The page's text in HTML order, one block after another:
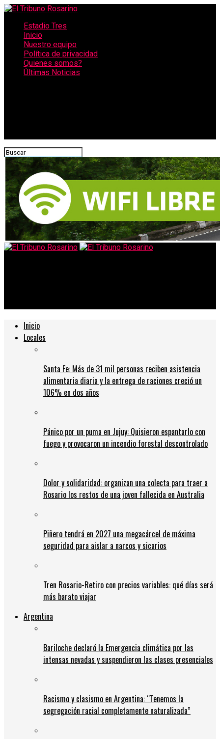
Estadio Tres
Inicio
Nuestro equipo
Política de privacidad
Quienes somos?
Últimas Noticias
Inicio
Locales
Santa Fe: Más de 31 mil personas reciben asistencia
alimentaria diaria y la entrega de raciones creció un
106% en dos años
Pánico por un puma en Jujuy: Quisieron espantarlo con
fuego y provocaron un incendio forestal descontrolado
Dolor y solidaridad: organizan una colecta para traer a
Rosario los restos de una joven fallecida en Australia
Piñero tendrá en 2027 una megacárcel de máxima
seguridad para aislar a narcos y sicarios
Tren Rosario-Retiro con precios variables: qué días será
más barato viajar
Argentina
Bariloche declaró la Emergencia climática por las
intensas nevadas y suspendieron las clases presenciales
Racismo y clasismo en Argentina: “Tenemos la
segregación racial completamente naturalizada”